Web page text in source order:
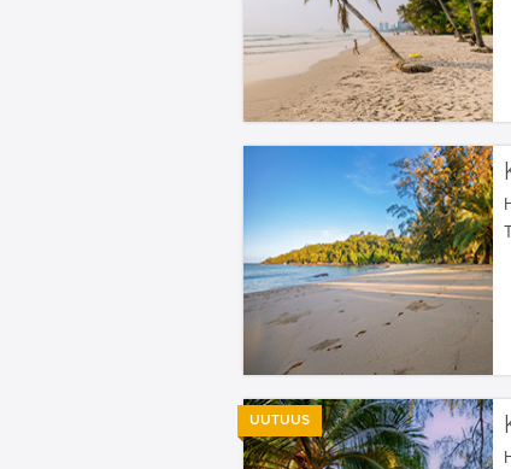
UUTUUS